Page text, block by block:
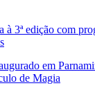
à 3ª edição com
em
de Magia